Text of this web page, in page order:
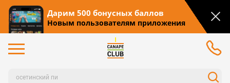
Дарим 500 бонусных баллов
Новым пользователям приложения